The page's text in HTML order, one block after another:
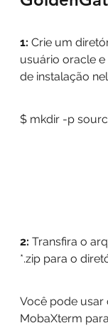
1: Crie um
usuário oracle
de instalação
$ mkdir -p
2: Transfira o
*.zip para o
Você pode usar
MobaXterm